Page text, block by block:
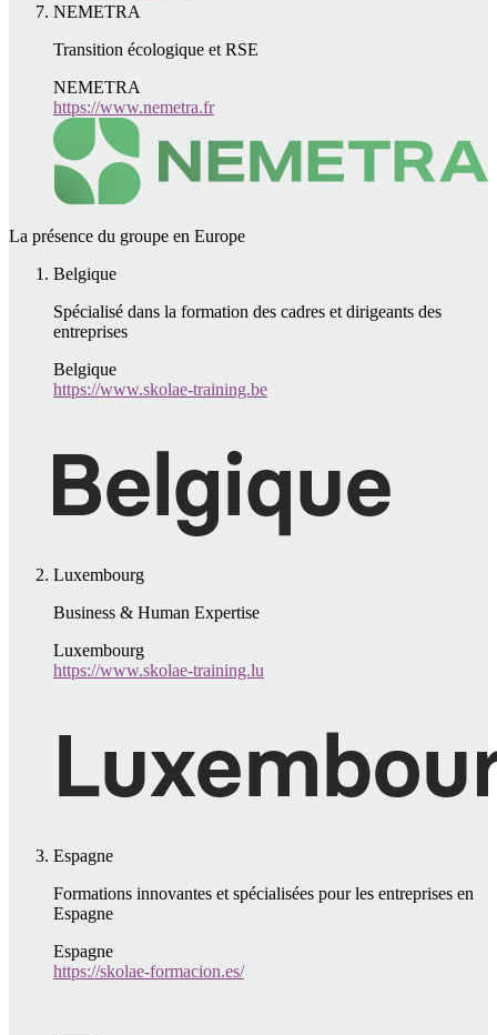
NEMETRA
Transition écologique et RSE
NEMETRA
https://www.nemetra.fr
La présence du groupe en Europe
Belgique
Spécialisé dans la formation des cadres et dirigeants des
entreprises
Belgique
https://www.skolae-training.be
Luxembourg
Business & Human Expertise
Luxembourg
https://www.skolae-training.lu
Espagne
Formations innovantes et spécialisées pour les entreprises en
Espagne
Espagne
https://skolae-formacion.es/